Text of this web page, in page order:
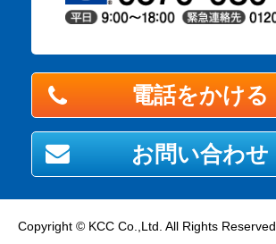
電話をかける
お問い合わせ
Copyright © KCC Co.,Ltd. All Rights Reserved.